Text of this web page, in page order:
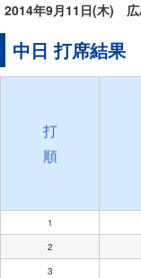
2014年9月11日(木)
中日 打席結果
打
順
1
2
3